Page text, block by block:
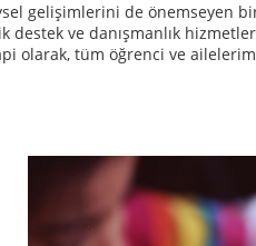
gelişimlerini de önemseyen
destek ve danışmanlık
olarak, tüm öğrenci ve